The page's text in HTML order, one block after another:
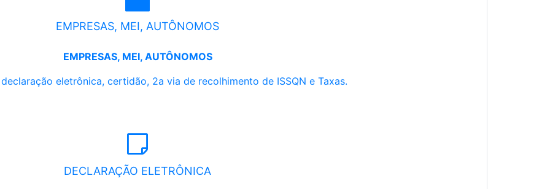
EMPRESAS, MEI, AUTÔNOMOS
EMPRESAS, MEI, AUTÔNOMOS
eletrônica, certidão, 2a via de recolhimento de ISSQN e Taxas.
DECLARAÇÃO ELETRÔNICA